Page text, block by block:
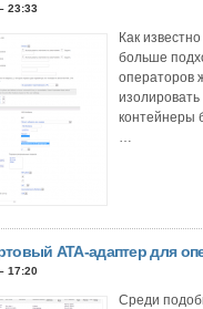
23:33
Как
больше
операторов
изолировать
контейнеры
…
ATA-адаптер для
17:20
Среди